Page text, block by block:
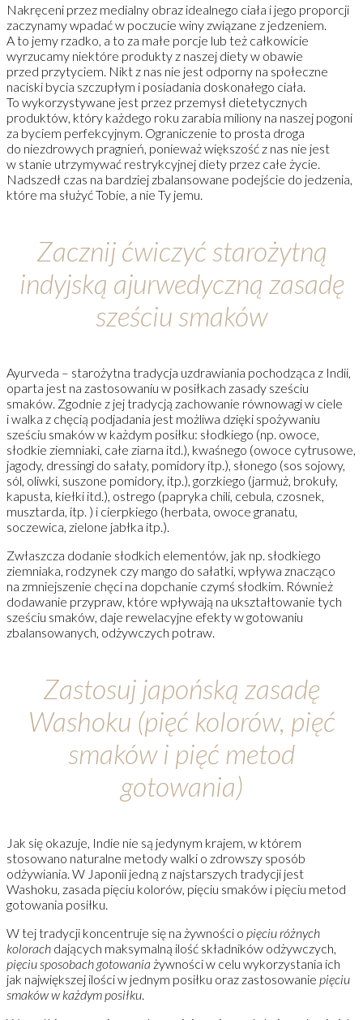
Nakręceni przez medialny obraz idealnego ciała i jego proporcji
zaczynamy wpadać w poczucie winy związane z jedzeniem.
A to jemy rzadko, a to za małe porcje lub też całkowicie
wyrzucamy niektóre produkty z naszej diety w obawie
przed przytyciem. Nikt z nas nie jest odporny na społeczne
naciski bycia szczupłym i posiadania doskonałego ciała.
To wykorzystywane jest przez przemysł dietetycznych
produktów, który każdego roku zarabia miliony na naszej pogoni
za byciem perfekcyjnym. Ograniczenie to prosta droga
do niezdrowych pragnień, ponieważ większość z nas nie jest
w stanie utrzymywać restrykcyjnej diety przez całe życie.
Nadszedł czas na bardziej zbalansowane podejście do jedzenia,
które ma służyć Tobie, a nie Ty jemu.
Zacznij ćwiczyć starożytną
indyjską ajurwedyczną zasadę
sześciu smaków
Ayurveda – starożytna tradycja uzdrawiania pochodząca z Indii,
oparta jest na zastosowaniu w posiłkach zasady sześciu
smaków. Zgodnie z jej tradycją zachowanie równowagi w ciele
i walka z chęcią podjadania jest możliwa dzięki spożywaniu
sześciu smaków w każdym posiłku: słodkiego (np. owoce,
słodkie ziemniaki, całe ziarna itd.), kwaśnego (owoce cytrusowe,
jagody, dressingi do sałaty, pomidory itp.), słonego (sos sojowy,
sól, oliwki, suszone pomidory, itp.), gorzkiego (jarmuż, brokuły,
kapusta, kiełki itd.), ostrego (papryka chili, cebula, czosnek,
musztarda, itp. ) i cierpkiego (herbata, owoce granatu,
soczewica, zielone jabłka itp.).
Zwłaszcza dodanie słodkich elementów, jak np. słodkiego
ziemniaka, rodzynek czy mango do sałatki, wpływa znacząco
na zmniejszenie chęci na dopchanie czymś słodkim. Również
dodawanie przypraw, które wpływają na ukształtowanie tych
sześciu smaków, daje rewelacyjne efekty w gotowaniu
zbalansowanych, odżywczych potraw.
Zastosuj japońską zasadę
Washoku (pięć kolorów, pięć
smaków i pięć metod
gotowania)
Jak się okazuje, Indie nie są jedynym krajem, w którem
stosowano naturalne metody walki o zdrowszy sposób
odżywiania. W Japonii jedną z najstarszych tradycji jest
Washoku, zasada pięciu kolorów, pięciu smaków i pięciu metod
gotowania posiłku.
W tej tradycji koncentruje się na żywności o pięciu różnych
kolorach dających maksymalną ilość składników odżywczych,
pięciu sposobach gotowania żywności w celu wykorzystania ich
jak największej ilości w jednym posiłku oraz zastosowanie pięciu
smaków w każdym posiłku